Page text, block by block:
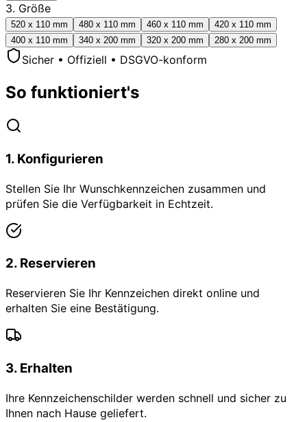
3. Größe
520 x 110 mm 480 x 110 mm 460 x 110 mm
420 x 110 mm
400 x 110 mm
340 x 200 mm 320 x 200 mm 280 x 200 mm
Sicher • Offiziell • DSGVO-konform
So funktioniert's
1. Konfigurieren
Stellen Sie Ihr Wunschkennzeichen zusammen und
prüfen Sie die Verfügbarkeit in Echtzeit.
2. Reservieren
Reservieren Sie Ihr Kennzeichen direkt online und
erhalten Sie eine Bestätigung.
3. Erhalten
Ihre Kennzeichenschilder werden schnell und sicher zu
Ihnen nach Hause geliefert.